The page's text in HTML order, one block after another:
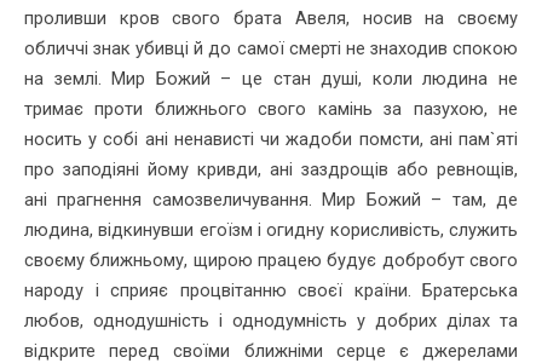
проливши кров свого брата Авеля, носив на своєму
обличчі знак убивці й до самої смерті не знаходив спокою
на землі. Мир Божий – це стан душі, коли людина не
тримає проти ближнього свого камінь за пазухою, не
носить у собі ані ненависті чи жадоби помсти, ані пам`яті
про заподіяні йому кривди, ані заздро­щів або ревнощів,
ані прагнення самозвеличування. Мир Божий – там, де
людина, відкинувши егоїзм і огидну корисливість, служить
своєму ближ­ньому, щирою працею будує добробут свого
народу і сприяє процвітанню своєї країни. Братерська
любов, однодушність і однодумність у добрих ділах та
відкрите перед своїми ближніми серце є джерелами